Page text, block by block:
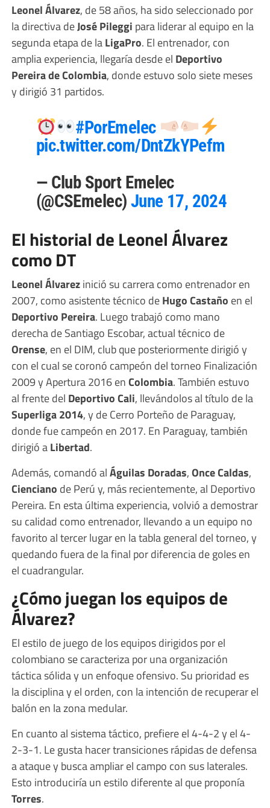
Leonel Álvarez, de 58 años, ha sido seleccionado por
la directiva deJosé Pileggi para liderar al equipo en la
segunda etapa de laLigaPro. El entrenador, con
amplia experiencia, llegaría desde el Deportivo
Pereira de Colombia, donde estuvo solo siete meses
y dirigió 31 partidos.
#PorEmelec
pic.twitter.com/DntZkYPefm
— Club Sport Emelec
(@CSEmelec) June 17, 2024
El historial de Leonel Álvarez
como DT
Leonel Álvarezinició su carrera como entrenador en
2007, como asistente técnico deHugo Castaño en el
Deportivo Pereira. Luego trabajó como mano
derecha de Santiago Escobar, actual técnico de
Orense, en el DIM, club que posteriormente dirigió y
con el cual se coronó campeón del torneo Finalización
2009 y Apertura 2016 enColombia. También estuvo
al frente del Deportivo Cali, llevándolos al título de la
Superliga 2014, y de Cerro Porteño de Paraguay,
donde fue campeón en 2017. En Paraguay, también
dirigió aLibertad.
Además, comandó alÁguilas Doradas,OnceCaldas,
Cienciano de Perú y, más recientemente, al Deportivo
Pereira. En esta última experiencia, volvió a demostrar
su calidad como entrenador, llevando a un equipo no
favorito al tercer lugar en la tabla general del torneo, y
quedando fuera de la final por diferencia de goles en
el cuadrangular.
¿Cómo juegan los equipos de
Álvarez?
El estilo de juego de los equipos dirigidos por el
colombiano se caracteriza por una organización
táctica sólida y un enfoque ofensivo. Su prioridad es
la disciplina y el orden, con la intención de recuperar el
balón en la zona medular.
En cuanto al sistema táctico, prefiere el 4-4-2 y el 4-
2-3-1. Le gusta hacer transiciones rápidas de defensa
a ataque y busca ampliar el campo con sus laterales.
Esto introduciría un estilo diferente al que proponía
Torres.